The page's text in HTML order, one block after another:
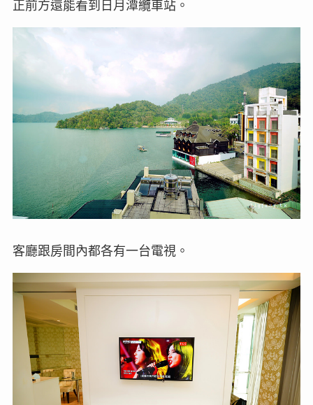
正前方還能看到日月潭纜車站。
客廳跟房間內都各有一台電視。